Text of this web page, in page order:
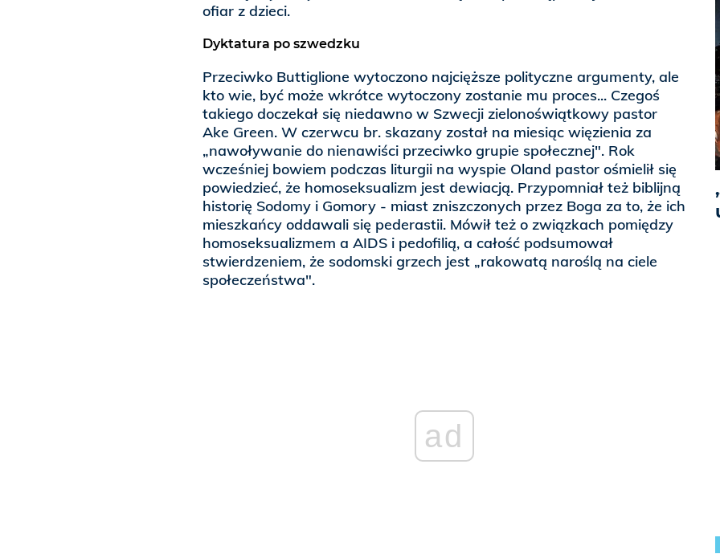
ofiar z dzieci.
Dyktatura po szwedzku
Przeciwko Buttiglione wytoczono najcięższe polityczne argumenty, ale
kto wie, być może wkrótce wytoczony zostanie mu proces... Czegoś
takiego doczekał się niedawno w Szwecji zielonoświątkowy pastor
Ake Green. W czerwcu br. skazany został na miesiąc więzienia za
„nawoływanie do nienawiści przeciwko grupie społecznej". Rok
wcześniej bowiem podczas liturgii na wyspie Oland pastor ośmielił się
powiedzieć, że homoseksualizm jest dewiacją. Przypomniał też biblijną
historię Sodomy i Gomory - miast zniszczonych przez Boga za to, że ich
mieszkańcy oddawali się pederastii. Mówił też o związkach pomiędzy
homoseksualizmem a AIDS i pedofilią, a całość podsumował
stwierdzeniem, że sodomski grzech jest „rakowatą naroślą na ciele
społeczeństwa".
ad